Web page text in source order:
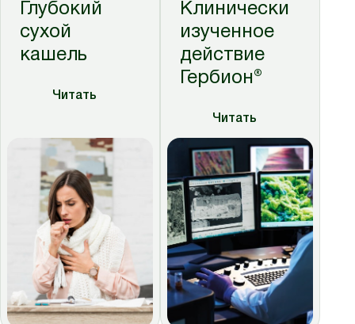
Глубокий
сухой
кашель
Читать
Клинически
изученное
действие
Гербион®
Читать